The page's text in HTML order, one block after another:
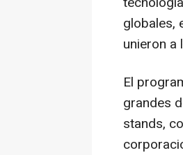
globales,
unieron
El
grandes
stands,